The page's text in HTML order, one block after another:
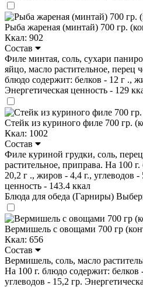
Рыба жареная (минтай) 700 гр.
Ккал: 902
Состав
Филе минтая, соль, сухари
яйцо, масло растительное,
блюдо содержит: белков - 12 г .,
Энергетическая ценность - 129
Стейк из куриного филе 700 гр.
Ккал: 1002
Состав
Филе куриной грудки, соль,
растительное, приправа. На 100
20,2 г ., жиров - 4,4 г., углеводов -
ценность - 143.4 ккал
Блюда для обеда (Гарниры)
Вермишель с овощами 700 гр
Ккал: 656
Состав
Вермишель, соль, масло
На 100 г. блюдо содержит: белков
углеводов - 15,2 гр.